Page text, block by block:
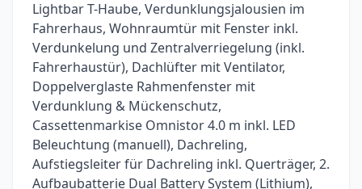
Lightbar T-Haube, Verdunklungsjalousien im
Fahrerhaus, Wohnraumtür mit Fenster inkl.
Verdunkelung und Zentralverriegelung (inkl.
Fahrerhaustür), Dachlüfter mit Ventilator,
Doppelverglaste Rahmenfenster mit
Verdunklung & Mückenschutz,
Cassettenmarkise Omnistor 4.0 m inkl. LED
Beleuchtung (manuell), Dachreling,
Aufstiegsleiter für Dachreling inkl. Querträger, 2.
Aufbaubatterie Dual Battery System (Lithium),